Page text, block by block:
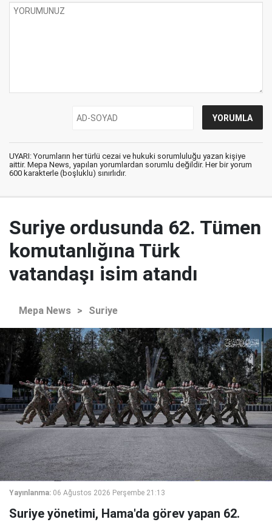
UYARI: Yorumların her türlü cezai ve hukuki sorumluluğu yazan kişiye
aittir. Mepa News, yapılan yorumlardan sorumlu değildir. Her bir yorum
600 karakterle (boşluklu) sınırlıdır.
Suriye ordusunda 62. Tümen
komutanlığına Türk
vatandaşı isim atandı
Mepa News > Suriye
Yayınlanma: 06 Ağustos 2026 Perşembe 21:13
Suriye yönetimi, Hama'da görev yapan 62.